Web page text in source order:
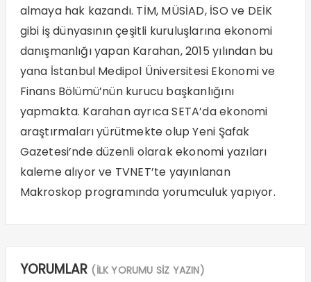
almaya hak kazandı. TİM, MÜSİAD, İSO ve DEİK
gibi iş dünyasının çeşitli kuruluşlarına ekonomi
danışmanlığı yapan Karahan, 2015 yılından bu
yana İstanbul Medipol Üniversitesi Ekonomi ve
Finans Bölümü’nün kurucu başkanlığını
yapmakta. Karahan ayrıca SETA’da ekonomi
araştırmaları yürütmekte olup Yeni Şafak
Gazetesi’nde düzenli olarak ekonomi yazıları
kaleme alıyor ve TVNET’te yayınlanan
Makroskop programında yorumculuk yapıyor.
YORUMLAR (İLK YORUMU SİZ YAZIN)